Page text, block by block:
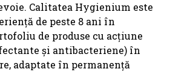
Calitatea Hygienium este
de peste 8 ani în
de produse cu acțiune
și antibacteriene) în
adaptate în permanență